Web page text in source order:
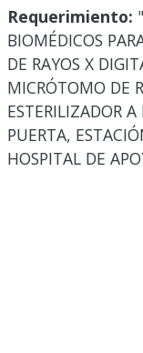
Requerimiento:
BIOMÉDICOS
DE RAYOS X
MICRÓTOMO DE
ESTERILIZADOR
PUERTA,
HOSPITAL DE